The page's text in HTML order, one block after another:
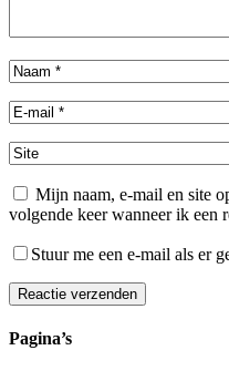
Mijn naam, e-mail en site
volgende keer wanneer ik een
Stuur me een e-mail als er
Reactie verzenden
Alternative:
Pagina’s